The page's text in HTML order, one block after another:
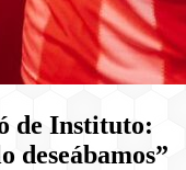
de Instituto:
deseábamos”